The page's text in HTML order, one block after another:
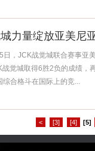
力量绽放亚美尼
日，JCK战觉城联合赛事亚
战觉城取得6胜2负的成绩，
综合格斗在国际上的竞...
< [3] [4] [5]